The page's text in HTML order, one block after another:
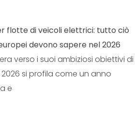
flotte di veicoli elettrici: tutto ciò
devono sapere nel 2026
verso i suoi ambiziosi obiettivi di
si profila come un anno
e